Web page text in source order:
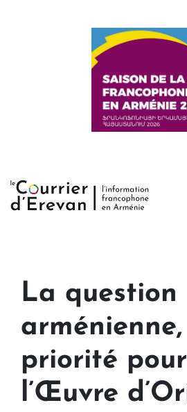
La question
priorité pour
l’Œuvre